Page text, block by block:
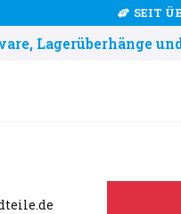
SEIT
Lagerüberhänge